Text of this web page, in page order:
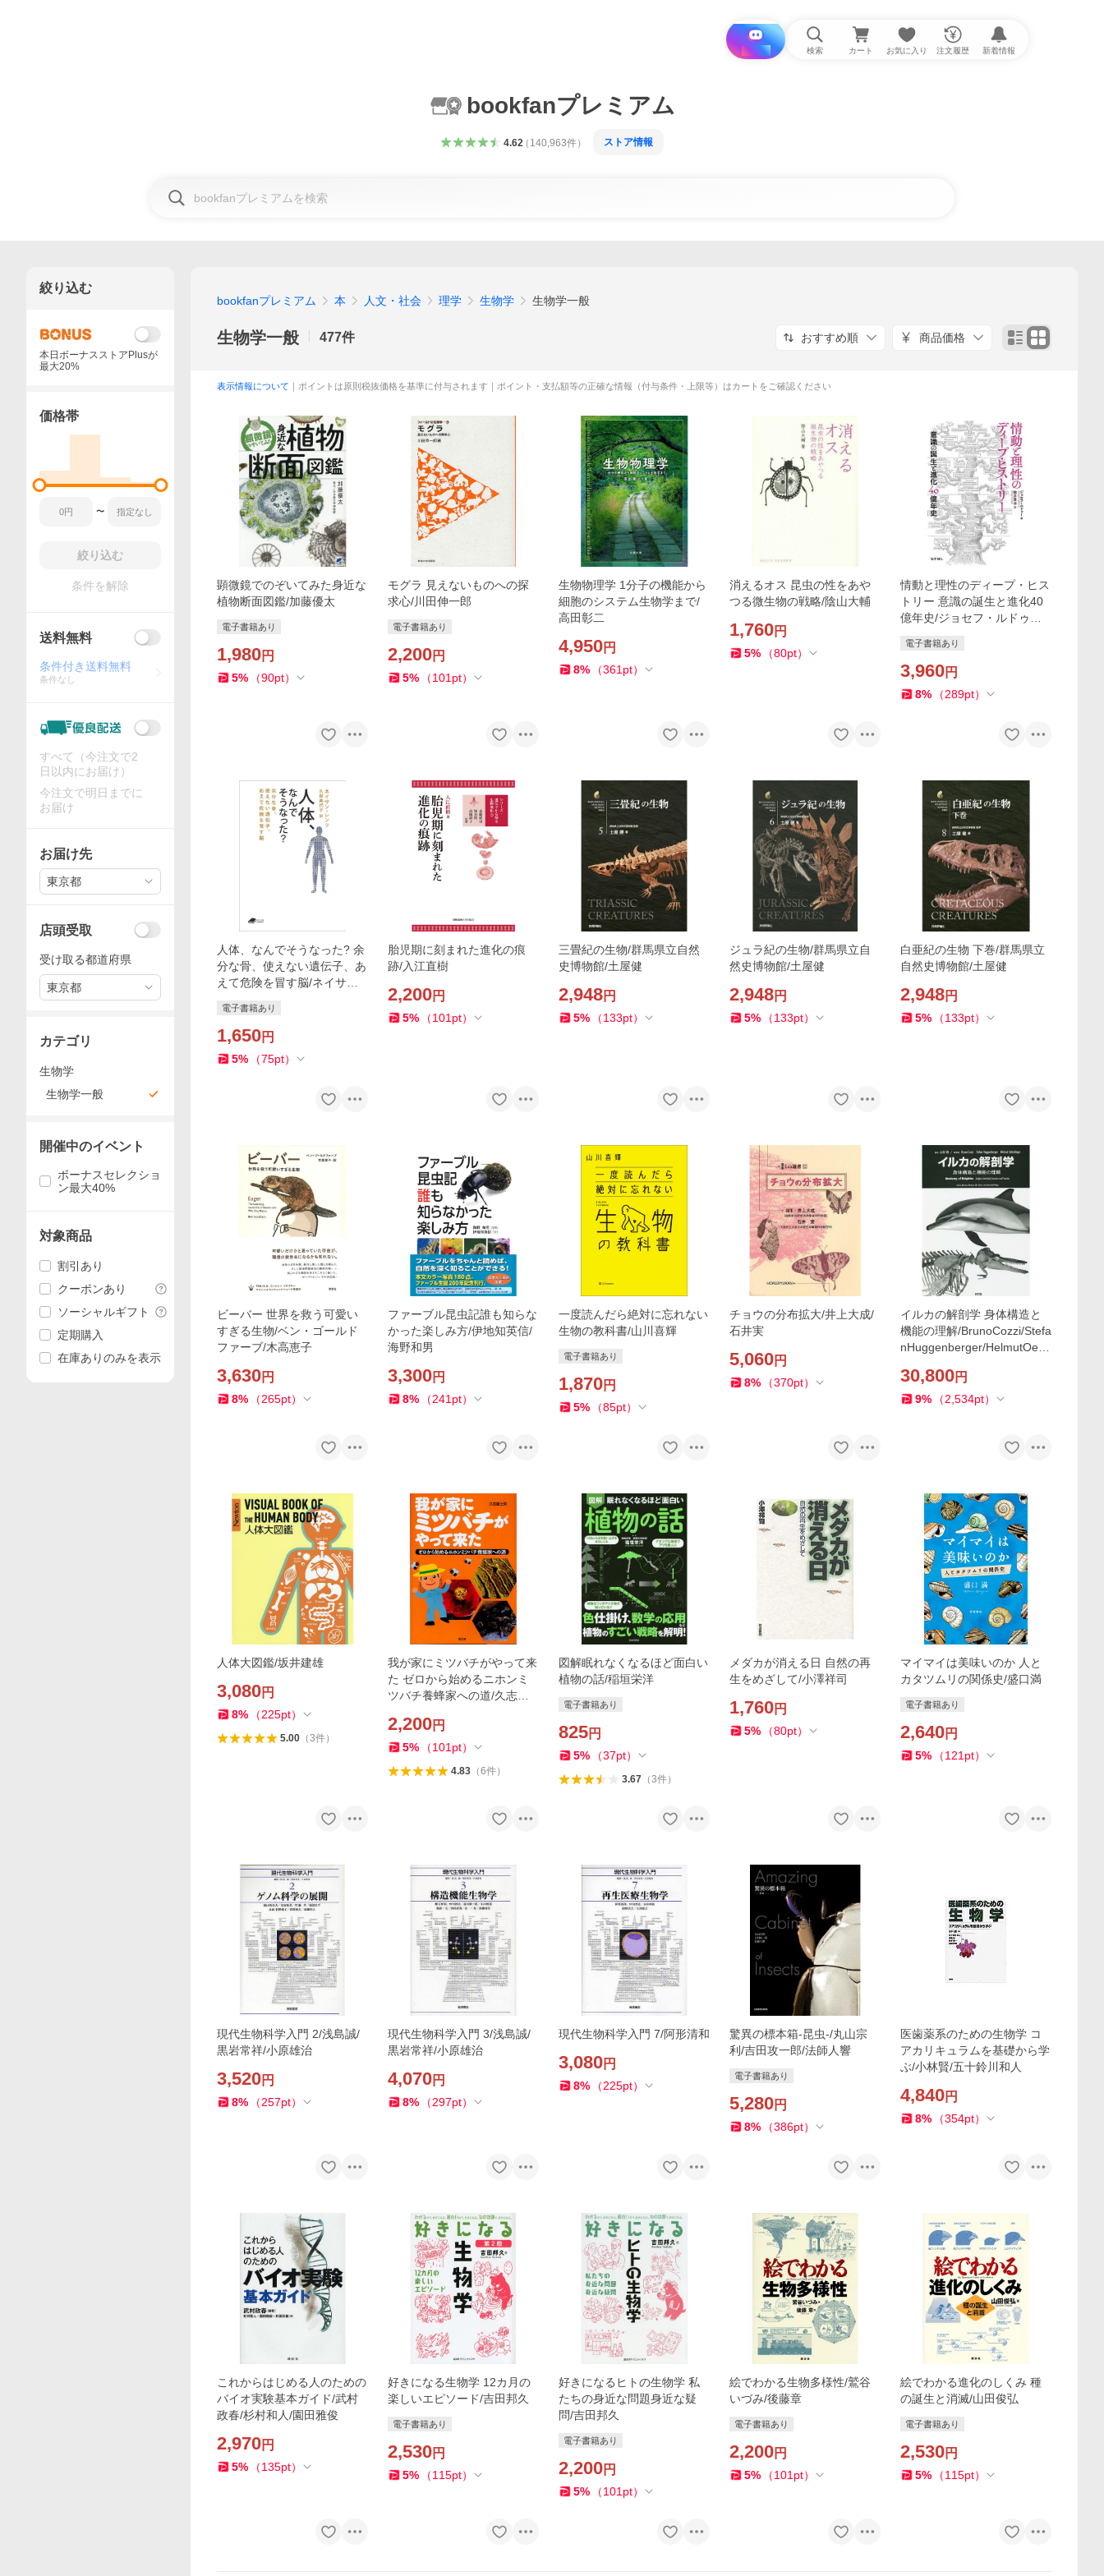
i と探す 検索 カート お気に入り 注文履歴 新着情報
bookfanプレミアム
4.62（ 140,963件） ストア情報
bookfanプレミアム 本 人文・社会 理学 生物学 生物学一般
生物学一般 477件 おすすめ順 商品価格
表示情報について ｜ポイントは原則税抜価格を基準に付与されます｜ポイント・支払額等の正確な情報（付与条件・上限等）はカートをご確認ください
顕微鏡でのぞいてみた身近な
植物断面図鑑/加藤優太
電子書籍あり
1,980円
5% （90pt）
モグラ 見えないものへの探
求心/川田伸一郎
電子書籍あり
2,200円
5% （101 pt）
生物物理学 1分子の機能から
細胞のシステム生物学まで/
高田彰二
4,950円
8% （361 pt）
消えるオス 昆虫の性をあや
つる微生物の戦略/陰山大輔
1,760円
5% （80pt）
情動と理性のディープ・ヒス
トリー 意識の誕生と進化40
億年史/ジョセフ・ルドゥー/
電子書籍あり
3,960円
8% （289pt）
人体、なんでそうなった? 余
分な骨、使えない遺伝子、あ
えて危険を冒す脳/ネイサ
電子書籍あり
1,650円
5% （75pt）
胎児期に刻まれた進化の痕
跡/入江直樹
2,200円
5% （101 pt）
三畳紀の生物/群馬県立自然
史博物館/土屋健
2,948円
5% （133pt）
ジュラ紀の生物/群馬県立自
然史博物館/土屋健
2,948円
5% （133pt）
白亜紀の生物 下巻/群馬県立
自然史博物館/土屋健
2,948円
5% （133pt）
ビーバー 世界を救う可愛い
すぎる生物/ベン・ゴールド
ファーブ/木高恵子
3,630円
8% （265pt）
ファーブル昆虫記誰も知らな
かった楽しみ方/伊地知英信/
海野和男
3,300円
8% （241 pt）
一度読んだら絶対に忘れない
生物の教科書/山川喜輝
電子書籍あり
1,870円
5% （85pt）
チョウの分布拡大/井上大成/
石井実
5,060円
8% （370pt）
イルカの解剖学 身体構造と
機能の理解/BrunoCozzi/Stefa
nHuggenberger/HelmutOels
30,800円
9% （2,534pt）
人体大図鑑/坂井建雄
3,080円
8% （225pt）
5.00（3件）
我が家にミツバチがやって来
た ゼロから始めるニホンミ
ツバチ養蜂家への道/久志富
2,200円
5% （101 pt）
4.83（6件）
図解眠れなくなるほど面白い
植物の話/稲垣栄洋
電子書籍あり
825円
5% （37pt）
3.67（3件）
メダカが消える日 自然の再
生をめざして/小澤祥司
1,760円
5% （80pt）
マイマイは美味いのか 人と
カタツムリの関係史/盛口満
電子書籍あり
2,640円
5% （121 pt）
現代生物科学入門 2/浅島誠/
黒岩常祥/小原雄治
3,520円
8% （257pt）
現代生物科学入門 3/浅島誠/
黒岩常祥/小原雄治
4,070円
8% （297pt）
現代生物科学入門 7/阿形清和
3,080円
8% （225pt）
驚異の標本箱-昆虫-/丸山宗
利/吉田攻一郎/法師人響
電子書籍あり
5,280円
8% （386pt）
医歯薬系のための生物学 コ
アカリキュラムを基礎から学
ぶ/小林賢/五十鈴川和人
4,840円
8% （354pt）
これからはじめる人のための
バイオ実験基本ガイド/武村
政春/杉村和人/園田雅俊
2,970円
5% （135pt）
好きになる生物学 12カ月の
楽しいエピソード/吉田邦久
電子書籍あり
2,530円
5% （115pt）
好きになるヒトの生物学 私
たちの身近な問題身近な疑
問/吉田邦久
電子書籍あり
2,200円
5% （101 pt）
絵でわかる生物多様性/鷲谷
いづみ/後藤章
電子書籍あり
2,200円
5% （101 pt）
絵でわかる進化のしくみ 種
の誕生と消滅/山田俊弘
電子書籍あり
2,530円
5% （115pt）
絞り込む
本日ボーナスストアPlusが
最大20%
価格帯
〜
絞り込む
条件を解除
送料無料
条件付き送料無料
条件なし
すべて（今注文で2
日以内にお届け）
今注文で明日までに
お届け
お届け先
東京都
店頭受取
受け取る都道府県
東京都
カテゴリ
生物学
生物学一般
開催中のイベント
ボーナスセレクショ
ン最大40%
対象商品
割引あり
クーポンあり
ソーシャルギフト
定期購入
在庫ありのみを表示